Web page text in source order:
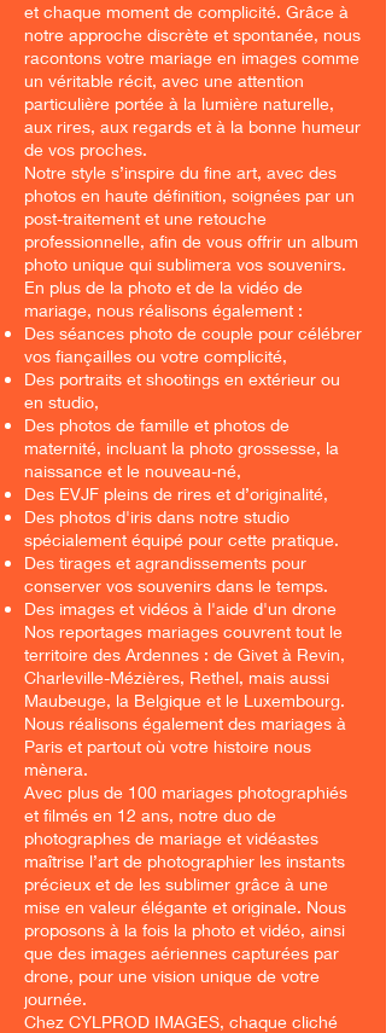
et chaque moment de complicité. Grâce à
notre approche discrète et spontanée, nous
racontons votre mariage en images comme
un véritable récit, avec une attention
particulière portée à la lumière naturelle,
aux rires, aux regards et à la bonne humeur
de vos proches.
Notre style s’inspire du fine art, avec des
photos en haute définition, soignées par un
post-traitement et une retouche
professionnelle, afin de vous offrir un album
photo unique qui sublimera vos souvenirs.
En plus de la photo et de la vidéo de
mariage, nous réalisons également :
Des séances photo de couple pour célébrer
vos fiançailles ou votre complicité,
Des portraits et shootings en extérieur ou
en studio,
Des photos de famille et photos de
maternité, incluant la photo grossesse, la
naissance et le nouveau-né,
Des EVJF pleins de rires et d’originalité,
Des photos d'iris dans notre studio
spécialement équipé pour cette pratique.
Des tirages et agrandissements pour
conserver vos souvenirs dans le temps.
Des images et vidéos à l'aide d'un drone
Nos reportages mariages couvrent tout le
territoire des Ardennes : de Givet à Revin,
Charleville-Mézières, Rethel, mais aussi
Maubeuge, la Belgique et le Luxembourg.
Nous réalisons également des mariages à
Paris et partout où votre histoire nous
mènera.
Avec plus de 100 mariages photographiés
et filmés en 12 ans, notre duo de
photographes de mariage et vidéastes
maîtrise l’art de photographier les instants
précieux et de les sublimer grâce à une
mise en valeur élégante et originale. Nous
proposons à la fois la photo et vidéo, ainsi
que des images aériennes capturées par
drone, pour une vision unique de votre
journée.
Chez CYLPROD IMAGES, chaque cliché